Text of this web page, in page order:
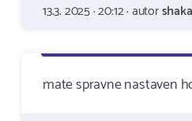
13.3. 2025 · 20:12 · autor
mate spravne nastaven